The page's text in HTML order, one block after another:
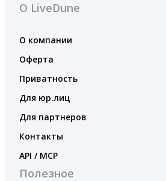
О LiveDune
О компании
Оферта
Приватность
Для юр.лиц
Для партнеров
Контакты
API / MCP
Полезное